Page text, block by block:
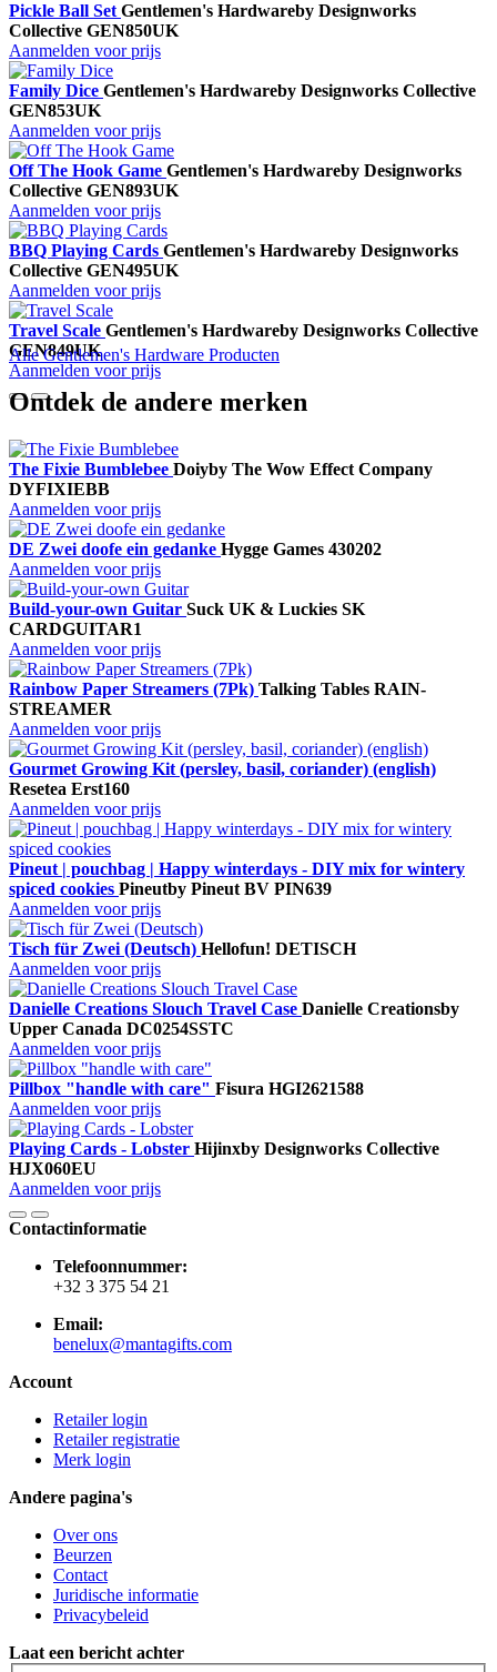
Pickle Ball SetGentlemen's Hardwareby Designworks
Collective GEN850UK
Aanmelden voor prijs
Family Dice Gentlemen's Hardwareby Designworks Collective
GEN853UK
Aanmelden voor prijs
Off The Hook Game Gentlemen's Hardwareby Designworks
Collective GEN893UK
Aanmelden voor prijs
BBQ Playing Cards Gentlemen's Hardwareby Designworks
Collective GEN495UK
Aanmelden voor prijs
Travel Scale Gentlemen's Hardwareby Designworks Collective
GEN849UK
Aanmelden voor prijs
Alle Gentlemen's Hardware Producten
Ontdek de andere merken
The Fixie Bumblebee Doiyby The Wow Effect Company
DYFIXIEBB
Aanmelden voor prijs
DE Zwei doofe ein gedanke Hygge Games 430202
Aanmelden voor prijs
Build-your-own Guitar Suck UK & Luckies SK
CARDGUITAR1
Aanmelden voor prijs
Rainbow Paper Streamers (7Pk) Talking Tables RAIN-
STREAMER
Aanmelden voor prijs
Gourmet Growing Kit (persley, basil, coriander) (english)
Resetea Erst160
Aanmelden voor prijs
Pineut | pouchbag | Happy winterdays - DIY mix for wintery
spiced cookies Pineutby Pineut BV PIN639
Aanmelden voor prijs
Tisch für Zwei (Deutsch) Hellofun! DETISCH
Aanmelden voor prijs
Danielle Creations Slouch Travel Case Danielle Creationsby
Upper Canada DC0254SSTC
Aanmelden voor prijs
Pillbox "handle with care" Fisura HGI2621588
Aanmelden voor prijs
Playing Cards - Lobster Hijinxby Designworks Collective
HJX060EU
Aanmelden voor prijs
Contactinformatie
Telefoonnummer:
+32 3 375 54 21
Email:
benelux@mantagifts.com
Account
Retailer login
Retailer registratie
Merk login
Andere pagina's
Over ons
Beurzen
Contact
Juridische informatie
Privacybeleid
Laat een bericht achter